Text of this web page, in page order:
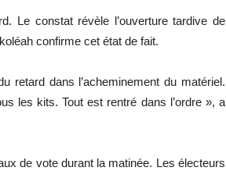
Le constat révèle l’ouverture tardive de
confirme cet état de fait.
retard dans l’acheminement du matériel.
les kits. Tout est rentré dans l’ordre », a
de vote durant la matinée. Les électeurs